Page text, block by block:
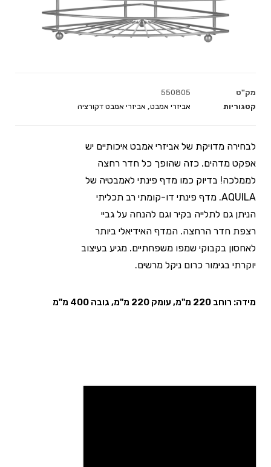
מק"ט
550805
קטגוריות
אביזרי אמבט, אביזרי אמבט דקורציה
לבחירה מדויקת של אביזרי אמבט איכותיים יש
אפקט מדהים. כזה שהופך כל חדר רחצה
לממלכה! בדיוק כמו מדף פינתי לאמבטיה של
AQUILA. מדף פינתי דו-קומתי רב תכליתי
הניתן גם לתלייה בקיר וגם להנחה על גביי
רצפת חדר הרחצה. המדף האידיאלי ביותר
לאחסון בקבוקי שמפו משפחתיים. מגיע בעיצוב
יוקרתי בגימור כרום ניקל מרשים.
מידה: רוחב 220 מ"מ, עומק 220 מ"מ, גובה 400 מ"מ